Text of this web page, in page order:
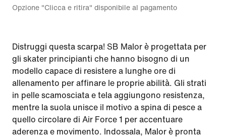
Opzione "Clicca e ritira" disponibile al pagamento
Distruggi questa scarpa! SB Malor è progettata per
gli skater principianti che hanno bisogno di un
modello capace di resistere a lunghe ore di
allenamento per affinare le proprie abilità. Gli strati
in pelle scamosciata e tela aggiungono resistenza,
mentre la suola unisce il motivo a spina di pesce a
quello circolare di Air Force 1 per accentuare
aderenza e movimento. Indossala, Malor è pronta